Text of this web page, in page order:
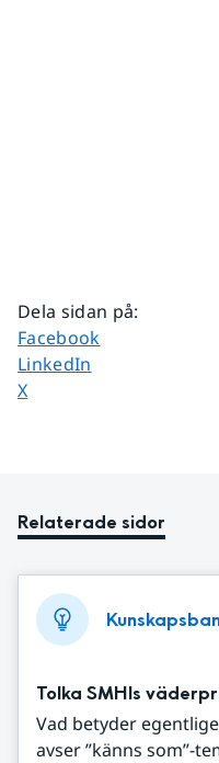
Dela sidan på:
Dela sidan på
Facebook
Dela sidan på
LinkedIn
Dela sidan på
X
Relaterade sidor
Tolka SMHIs
Vad betyder
avser ”känns som”-